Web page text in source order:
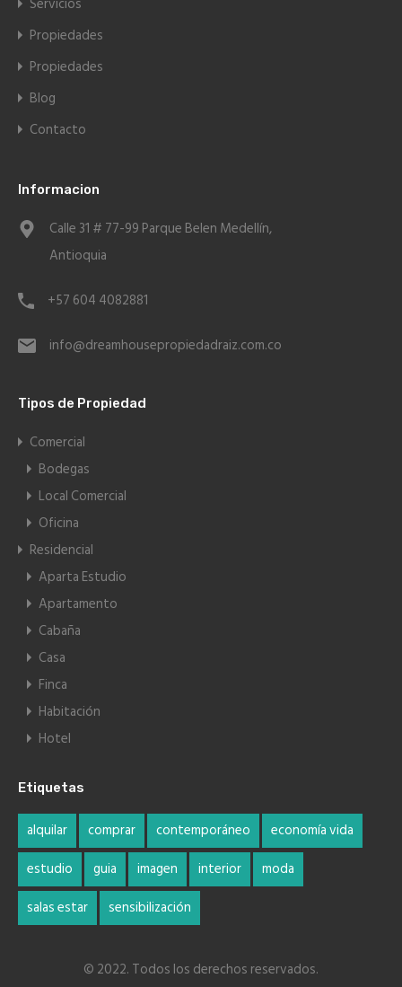
Propiedades
Propiedades
Blog
Contacto
Informacion
Calle 31 # 77-99 Parque Belen Medellín,
Antioquia
+57 604 4082881
info@dreamhousepropiedadraiz.com.co
Tipos de Propiedad
Comercial
Bodegas
Local Comercial
Oficina
Residencial
Aparta Estudio
Apartamento
Cabaña
Casa
Finca
Habitación
Hotel
Etiquetas
alquilar comprar contemporáneo
economía vida
estudio
guia imagen interior
moda
salas estar
sensibilización
© 2022. Todos los derechos reservados.